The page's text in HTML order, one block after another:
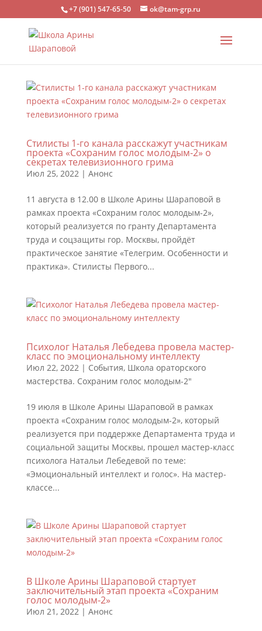
+7 (901) 547-65-50 ok@tam-grp.ru
Стилисты 1-го канала расскажут участникам
проекта «Сохраним голос молодым-2» о
секретах телевизионного грима
Июл 25, 2022| Анонс
11 августа в 12.00 в Школе Арины Шараповой в
рамках проекта «Сохраним голос молодым-2»,
который реализуется по гранту Департамента
труда и соцзащиты гор. Москвы, пройдёт
практическое занятие «Телегрим. Особенности и
практика». Стилисты Первого...
Психолог Наталья Лебедева провела мастер-
класс по эмоциональному интеллекту
Июл 22, 2022| События, Школа ораторского
мастерства. Сохраним голос молодым-2"
19 июля в Школе Арины Шараповой в рамках
проекта «Сохраним голос молодым-2», который
реализуется при поддержке Департамента труда и
социальной защиты Москвы, прошел мастер-класс
психолога Натальи Лебедевой по теме:
«Эмоциональный интеллект и голос». На мастер-
классе...
В Школе Арины Шараповой стартует
заключительный этап проекта «Сохраним
голос молодым-2»
Июл 21, 2022| Анонс